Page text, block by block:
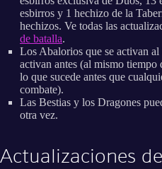
esbirros y 1 hechizo de la
hechizos. Ve todas las
de batalla.
Los Abalorios que se activan
activan antes (al mismo tiempo
lo que sucede antes que
combate).
Las Bestias y los Dragones
otra vez.
Actualizaciones